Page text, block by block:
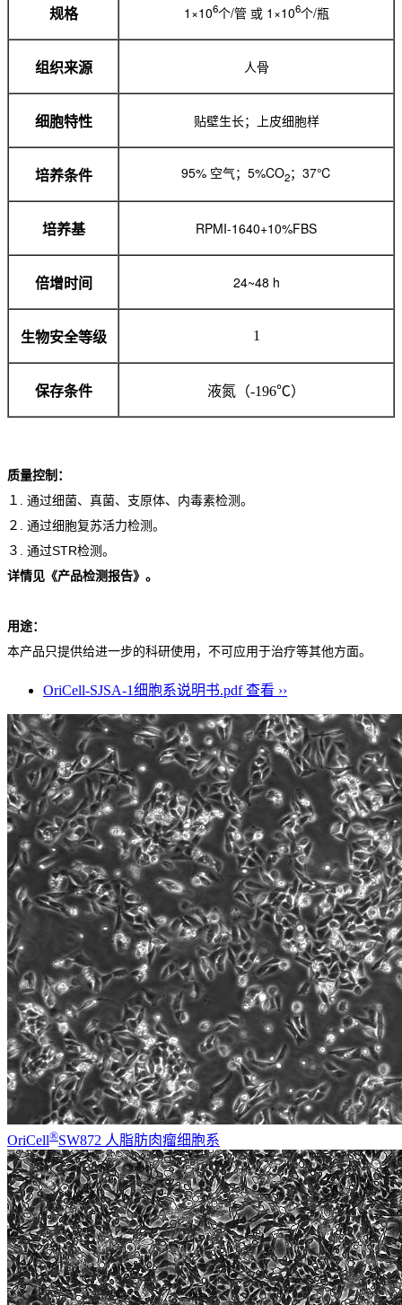
规格 1×106个/管 或 1×106个/瓶
组织来源 人骨
细胞特性 贴壁生长；上皮细胞样
培养条件 95% 空气；5%CO2；37℃
培养基 RPMI-1640+10%FBS
倍增时间 24~48 h
生物安全等级 1
保存条件 液氮（-196℃）
质量控制：
１. 通过细菌、真菌、支原体、内毒素检测。
２. 通过细胞复苏活力检测。
３. 通过STR检测。
详情见《产品检测报告》。
用途：
本产品只提供给进一步的科研使用，不可应用于治疗等其他方面。
OriCell-SJSA-1细胞系说明书.pdf查看 ››
OriCell®SW872 人脂肪肉瘤细胞系